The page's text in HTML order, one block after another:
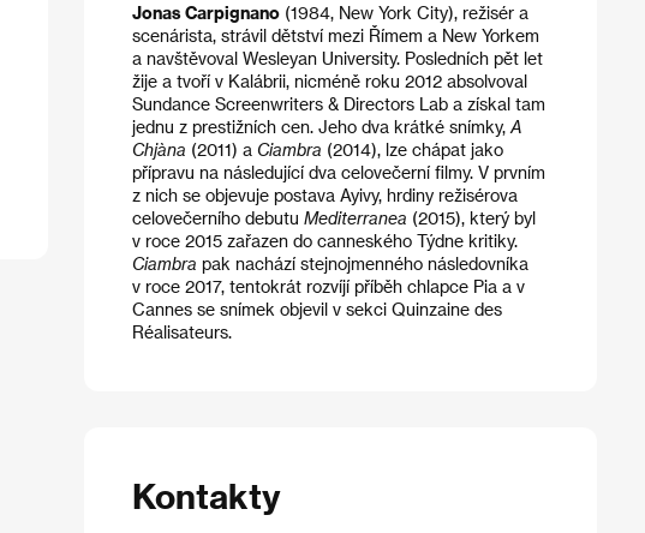
Jonas Carpignano(1984, New York City), režisér a
scenárista, strávil dětství mezi Římem a New Yorkem
a navštěvoval Wesleyan University. Posledních pět let
žije a tvoří v Kalábrii, nicméně roku 2012 absolvoval
Sundance Screenwriters & Directors Lab a získal tam
jednu z prestižních cen. Jeho dva krátké snímky, A
Chjàna (2011) a Ciambra (2014), lze chápat jako
přípravu na následující dva celovečerní filmy. V prvním
z nich se objevuje postava Ayivy, hrdiny režisérova
celovečerního debutu Mediterranea (2015), který byl
v roce 2015 zařazen do canneského Týdne kritiky.
Ciambra pak nachází stejnojmenného následovníka
v roce 2017, tentokrát rozvíjí příběh chlapce Pia a v
Cannes se snímek objevil v sekci Quinzaine des
Réalisateurs.
Kontakty